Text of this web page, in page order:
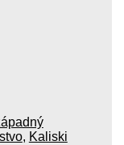
, Kaliski